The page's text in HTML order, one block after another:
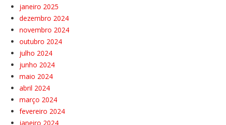
janeiro 2025
dezembro 2024
novembro 2024
outubro 2024
julho 2024
junho 2024
maio 2024
abril 2024
março 2024
fevereiro 2024
janeiro 2024